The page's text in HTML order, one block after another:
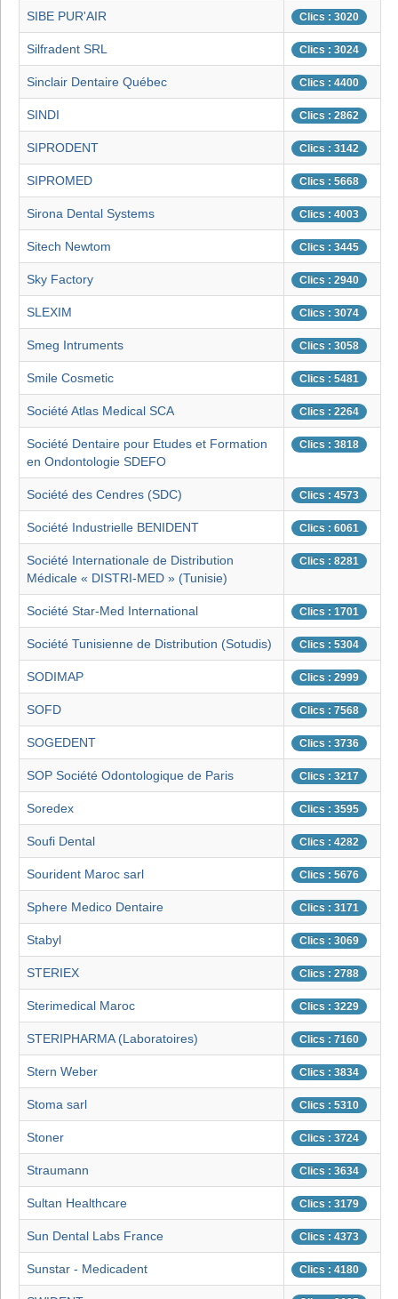
SIBE PUR'AIR Clics : 3020
Silfradent SRL Clics : 3024
Sinclair Dentaire Québec Clics : 4400
SINDI Clics : 2862
SIPRODENT Clics : 3142
SIPROMED Clics : 5668
Sirona Dental Systems Clics : 4003
Sitech Newtom Clics : 3445
Sky Factory Clics : 2940
SLEXIM Clics : 3074
Smeg Intruments Clics : 3058
Smile Cosmetic Clics : 5481
Société Atlas Medical SCA Clics : 2264
Société Dentaire pour Etudes et Formation
en Ondontologie SDEFO
Clics : 3818
Société des Cendres (SDC) Clics : 4573
Société Industrielle BENIDENT Clics : 6061
Société Internationale de Distribution
Médicale « DISTRI-MED » (Tunisie)
Clics : 8281
Société Star-Med International Clics : 1701
Société Tunisienne de Distribution (Sotudis) Clics : 5304
SODIMAP Clics : 2999
SOFD Clics : 7568
SOGEDENT Clics : 3736
SOP Société Odontologique de Paris Clics : 3217
Soredex Clics : 3595
Soufi Dental Clics : 4282
Sourident Maroc sarl Clics : 5676
Sphere Medico Dentaire Clics : 3171
Stabyl Clics : 3069
STERIEX Clics : 2788
Sterimedical Maroc Clics : 3229
STERIPHARMA (Laboratoires) Clics : 7160
Stern Weber Clics : 3834
Stoma sarl Clics : 5310
Stoner Clics : 3724
Straumann Clics : 3634
Sultan Healthcare Clics : 3179
Sun Dental Labs France Clics : 4373
Sunstar - Medicadent Clics : 4180